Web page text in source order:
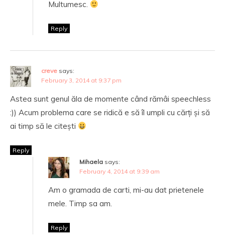
Multumesc.
Reply
creve says:
February 3, 2014 at 9:37 pm
Astea sunt genul ăla de momente când rămâi speechless
:)) Acum problema care se ridică e să îl umpli cu cărți și să
ai timp să le citești
Reply
Mihaela says:
February 4, 2014 at 9:39 am
Am o gramada de carti, mi-au dat prietenele
mele. Timp sa am.
Reply